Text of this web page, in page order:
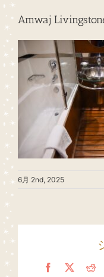
Amwaj
6月 2nd, 2025
Facebook
X